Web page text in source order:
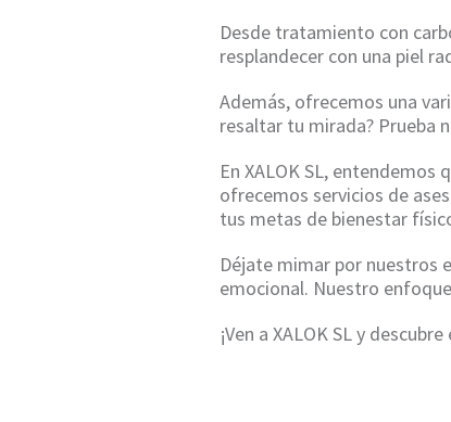
Desde tratamiento con
resplandecer con una piel
Además, ofrecemos una
resaltar tu mirada? Prueba
En XALOK SL,
ofrecemos servicios de
tus metas de bienestar
Déjate mimar por nuestros
emocional. Nuestro
¡Ven a XALOK SL y